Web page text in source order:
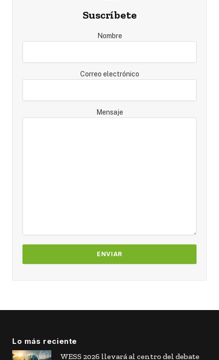
Suscríbete
Nombre
Correo electrónico
Mensaje
Lo más reciente
WESS 2026 llevará al centro del debate